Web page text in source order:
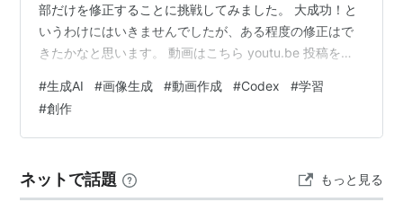
部だけを修正することに挑戦してみました。 大成功！と
いうわけにはいきませんでしたが、ある程度の修正はで
きたかなと思います。 動画はこちら youtu.be 投稿を始
23人です。ﾊﾟﾁﾊﾟﾁﾊﾟﾁ👏 1ヶ月の時は11人だったので倍に
なりましたね！ とてもゆっくりではありますが、登録し
てくれる方がいるのはとてもありがたいです。 視聴回数
ますが、ニッチなジャンルなので地道に頑張りたいで…
#生成AI #画像生成 #動画作成 #Codex #学習
#創作
ネットで話題 もっと見る